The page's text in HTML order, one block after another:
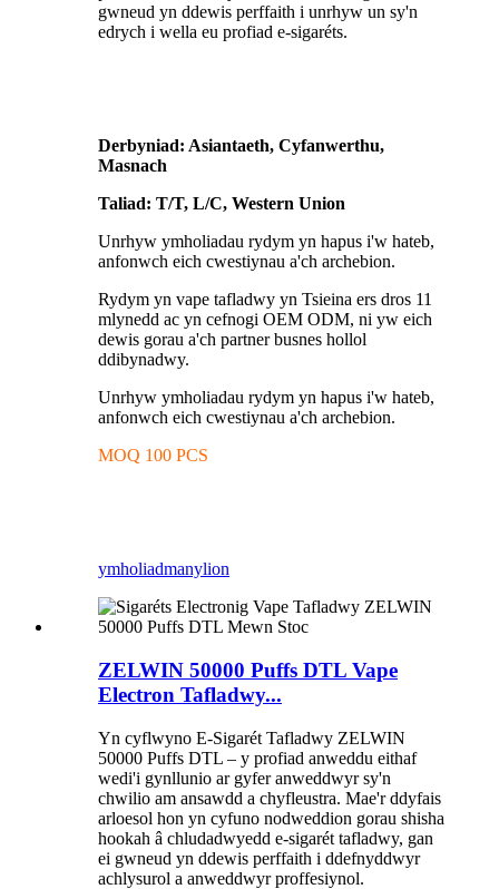
gwneud yn ddewis perffaith i unrhyw un sy'n
edrych i wella eu profiad e-sigaréts.
Derbyniad: Asiantaeth, Cyfanwerthu,
Masnach
Taliad: T/T, L/C, Western Union
Unrhyw ymholiadau rydym yn hapus i'w hateb,
anfonwch eich cwestiynau a'ch archebion.
Rydym yn vape tafladwy yn Tsieina ers dros 11
mlynedd ac yn cefnogi OEM ODM, ni yw eich
dewis gorau a'ch partner busnes hollol
ddibynadwy.
Unrhyw ymholiadau rydym yn hapus i'w hateb,
anfonwch eich cwestiynau a'ch archebion.
MOQ 100 PCS
ymholiadmanylion
ZELWIN 50000 Puffs DTL Vape
Electron Tafladwy...
Yn cyflwyno E-Sigarét Tafladwy ZELWIN
50000 Puffs DTL – y profiad anweddu eithaf
wedi'i gynllunio ar gyfer anweddwyr sy'n
chwilio am ansawdd a chyfleustra. Mae'r ddyfais
arloesol hon yn cyfuno nodweddion gorau shisha
hookah â chludadwyedd e-sigarét tafladwy, gan
ei gwneud yn ddewis perffaith i ddefnyddwyr
achlysurol a anweddwyr proffesiynol.